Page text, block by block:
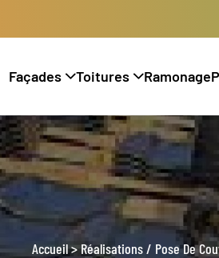
Façades Toitures Ramonage
Accueil>Réalisations/ Pose De